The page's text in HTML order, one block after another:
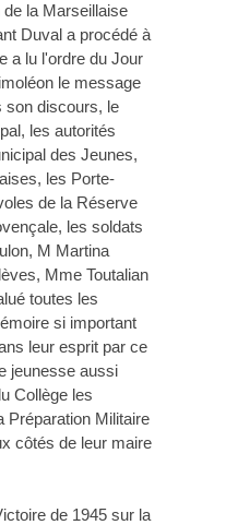
la Marseillaise
Duval a procédé à
a lu l'ordre du Jour
le message
son discours, le
les autorités
des Jeunes,
les Porte-
de la Réserve
les soldats
M Martina
Mme Toutalian
toutes les
si important
leur esprit par ce
jeunesse aussi
Collège les
Préparation Militaire
côtés de leur maire
de 1945 sur la